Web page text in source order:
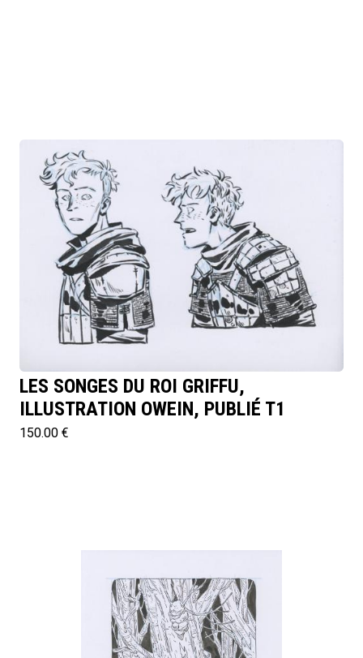
LES SONGES DU ROI GRIFFU,
ILLUSTRATION OWEIN, PUBLIÉ T1
150.00 €